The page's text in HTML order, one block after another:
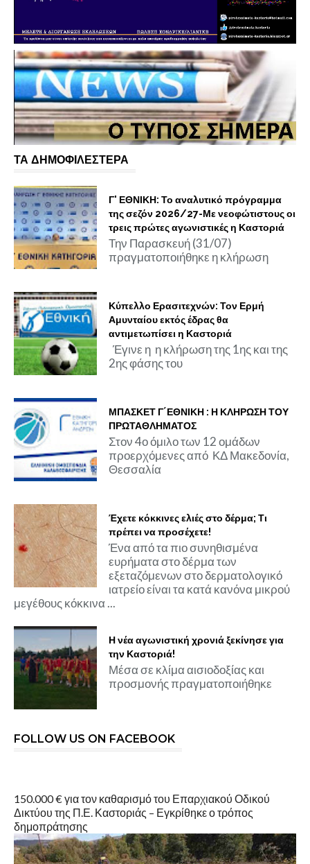
ΤΑ ΔΗΜΟΦΙΛΕΣΤΕΡΑ
Γ' ΕΘΝΙΚΗ: Το αναλυτικό πρόγραμμα
της σεζόν 2026/27-Με νεοφώτιστους οι
τρεις πρώτες αγωνιστικές η Καστοριά
Την Παρασκευή (31/07)
πραγματοποιήθηκε η κλήρωση
Κύπελλο Ερασιτεχνών: Τον Ερμή
Αμυνταίου εκτός έδρας θα
αντιμετωπίσει η Καστοριά
Έγινε η η κλήρωση της 1ης και της
2ης φάσης του
ΜΠΑΣΚΕΤ Γ΄ΕΘΝΙΚΗ : Η ΚΛΗΡΩΣΗ ΤΟΥ
ΠΡΩΤΑΘΛΗΜΑΤΟΣ
Στον 4ο όμιλο των 12 ομάδων
προερχόμενες από ΚΔ Μακεδονία,
Θεσσαλία
Έχετε κόκκινες ελιές στο δέρμα; Τι
πρέπει να προσέχετε!
Ένα από τα πιο συνηθισμένα
ευρήματα στο δέρμα των
εξεταζόμενων στο δερματολογικό
ιατρείο είναι τα κατά κανόνα μικρού
μεγέθους κόκκινα ...
Η νέα αγωνιστική χρονιά ξεκίνησε για
την Καστοριά!
Μέσα σε κλίμα αισιοδοξίας και
προσμονής πραγματοποιήθηκε
FOLLOW US ON FACEBOOK
150.000 € για τον καθαρισμό του Επαρχιακού Οδικού
Δικτύου της Π.Ε. Καστοριάς – Εγκρίθηκε ο τρόπος
δημοπράτησης